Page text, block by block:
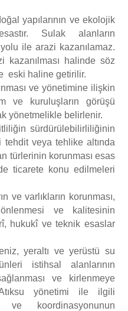
ve ekolojik
Sulak alanların
ile arazi kazanılamaz.
kazanılması halinde söz
eski haline getirilir.
ve yönetimine ilişkin
ve kuruluşların görüşü
yönetmelikle belirlenir.
tehdit veya tehlike altında
türlerinin korunması esas
ticarete konu edilmeleri
korunması,
ve kalitesinin
hukukî ve teknik esaslar
ve yerüstü su
istihsal alanlarının
ve kirlenmeye
Atıksu yönetimi ile ilgili
ve koordinasyonunun